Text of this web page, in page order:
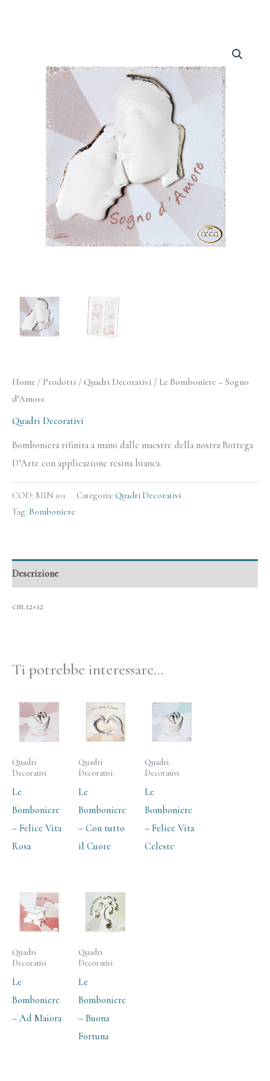
Home / Prodotti / Quadri Decorativi / Le Bomboniere – Sogno
d’Amore
Quadri Decorativi
Bomboniera rifinita a mano dalle maestre della nostra Bottega
D’Arte con applicazione resina bianca.
COD: MIN.101 Categoria: Quadri Decorativi
Tag: Bomboniere
Descrizione
cm.12×12
Ti potrebbe interessare…
Quadri
Decorativi
Le
Bomboniere
– Felice Vita
Rosa
Quadri
Decorativi
Le
Bomboniere
– Con tutto
il Cuore
Quadri
Decorativi
Le
Bomboniere
– Felice Vita
Celeste
Quadri
Decorativi
Le
Bomboniere
– Ad Maiora
Quadri
Decorativi
Le
Bomboniere
– Buona
Fortuna